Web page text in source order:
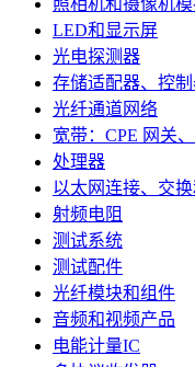
照相机和摄像机
LED和显示屏
光电探测器
存储适配器、控
光纤通道网络
宽带：CPE 网关
处理器
以太网连接、交
射频电阻
测试系统
测试配件
光纤模块和组件
音频和视频产品
电能计量IC